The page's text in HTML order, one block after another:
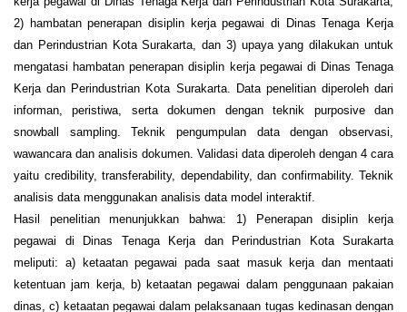
2) hambatan penerapan disiplin kerja pegawai di Dinas Tenaga Kerja
dan Perindustrian Kota Surakarta, dan 3) upaya yang dilakukan untuk
mengatasi hambatan penerapan disiplin kerja pegawai di Dinas Tenaga
Kerja dan Perindustrian Kota Surakarta. Data penelitian diperoleh dari
informan, peristiwa, serta dokumen dengan teknik purposive dan
snowball sampling. Teknik pengumpulan data dengan observasi,
wawancara dan analisis dokumen. Validasi data diperoleh dengan 4 cara
yaitu credibility, transferability, dependability, dan confirmability. Teknik
analisis data menggunakan analisis data model interaktif.
Hasil penelitian menunjukkan bahwa: 1) Penerapan disiplin kerja
pegawai di Dinas Tenaga Kerja dan Perindustrian Kota Surakarta
meliputi: a) ketaatan pegawai pada saat masuk kerja dan mentaati
ketentuan jam kerja, b) ketaatan pegawai dalam penggunaan pakaian
dinas, c) ketaatan pegawai dalam pelaksanaan tugas kedinasan dengan